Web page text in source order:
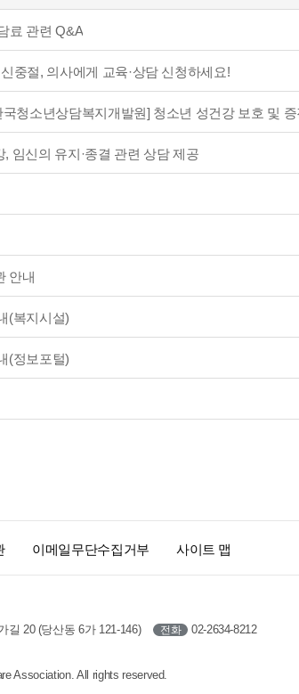
료 관련 Q&A
중절, 의사에게 교육·상담 신청하세요!
청소년상담복지개발원] 청소년 성건강 보호 및
임신의 유지·종결 관련 상담 제공
안내
(복지시설)
(정보포털)
이메일무단수집거부 사이트 맵
길 20 (당산동 6가 121-146) 전화 02-2634-8212
Association. All rights reserved.